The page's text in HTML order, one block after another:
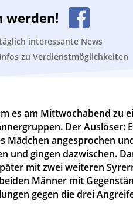
werden!
interessante News
Infos zu Verdienstmöglichkeiten
es am Mittwochabend zu
Der Auslöser:
Mädchen angesprochen
und gingen dazwischen.
mit zwei weiteren
Männer mit
gegen die drei